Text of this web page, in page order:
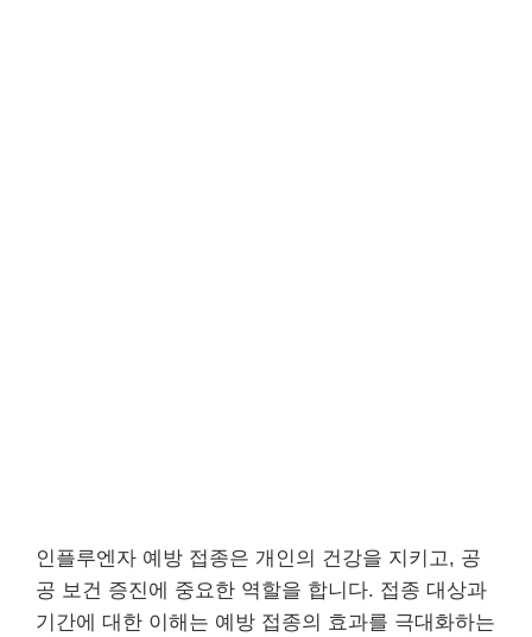
인플루엔자 예방 접종은 개인의 건강을 지키고, 공
공 보건 증진에 중요한 역할을 합니다. 접종 대상과
기간에 대한 이해는 예방 접종의 효과를 극대화하는